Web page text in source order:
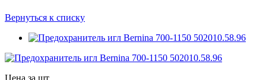
Вернуться к списку
Цена за шт